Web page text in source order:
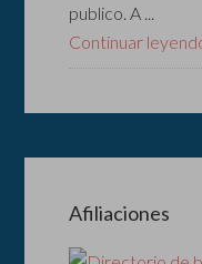
publico. A ...
Continuar
Afiliaciones